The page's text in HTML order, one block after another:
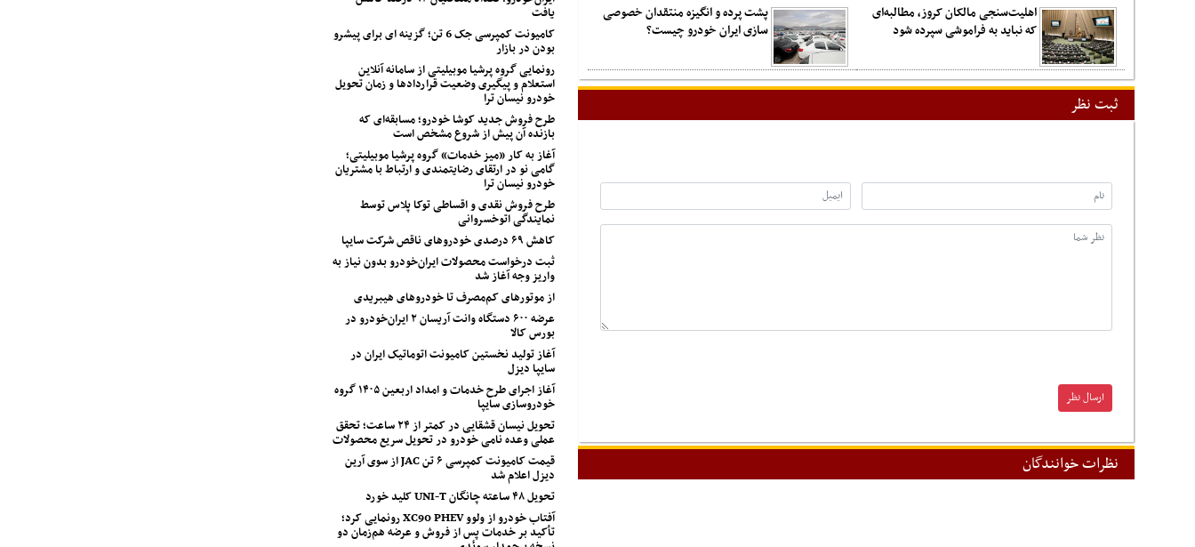
اهلیت‌سنجی مالکان کروز، مطالبه‌ای
که نباید به فراموشی سپرده شود
پشت پرده و انگیزه منتقدان خصوصی‌
سازی ایران‌ خودرو چیست؟
ثبت نظر
نظرات خوانندگان
یافت
کامیونت کمپرسی جک 6 تن؛ گزینه ای برای پیشرو
بودن در بازار
رونمایی گروه پرشیا موبیلیتی از سامانه آنلاین
استعلام و پیگیری وضعیت قراردادها و زمان تحویل
خودرو نیسان ترا
طرح فروش جدید کوشا خودرو؛ مسابقه‌ای که
بازنده آن پیش از شروع مشخص است
آغاز به کار «میز خدمات» گروه پرشیا موبیلیتی؛
گامی نو در ارتقای رضایتمندی و ارتباط با مشتریان
خودرو نیسان ترا
طرح فروش نقدی و اقساطی توکا پلاس توسط
نمایندگی اتوخسروانی
کاهش ۶۹ درصدی خودروهای ناقص شرکت سایپا
ثبت درخواست محصولات ایران‌خودرو بدون نیاز به
واریز وجه آغاز شد
از موتورهای کم‌مصرف تا خودروهای هیبریدی
عرضه ۶۰۰ دستگاه وانت آریسان ۲ ایران‌خودرو در
بورس کالا
آغاز تولید نخستین کامیونت اتوماتیک ایران در
سایپا دیزل
آغاز اجرای طرح خدمات و امداد اربعین ۱۴۰۵ گروه
خودروسازی سایپا
تحویل نیسان قشقایی در کمتر از ۲۴ ساعت؛ تحقق
عملی وعده نامی خودرو در تحویل سریع محصولات
قیمت کامیونت کمپرسی ۶ تن JAC از سوی آرین
دیزل اعلام شد
تحویل ۴۸ ساعته چانگان UNI-T کلید خورد
آفتاب خودرو از ولوو XC90 PHEV رونمایی کرد؛
تأکید بر خدمات پس از فروش و عرضه هم‌زمان دو